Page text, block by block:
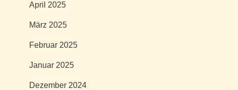
April 2025
März 2025
Februar 2025
Januar 2025
Dezember 2024